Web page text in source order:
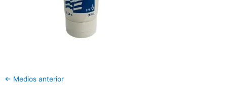
← Medios anterior